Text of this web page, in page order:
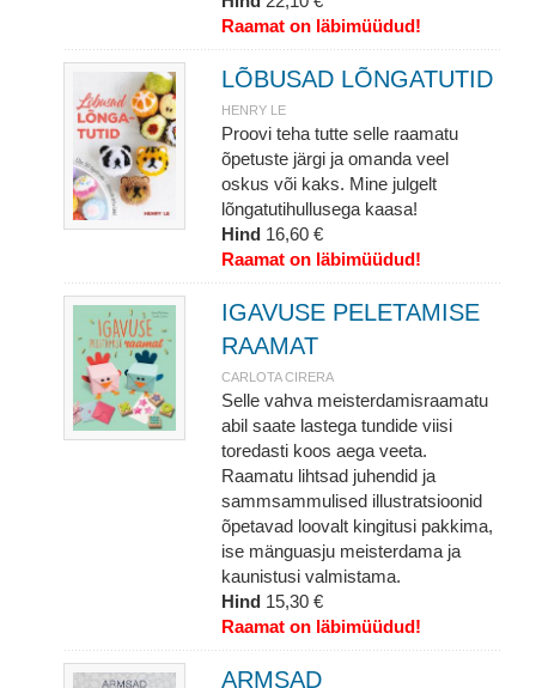
Raamat on läbimüüdud!
LÕBUSAD LÕNGATUTID
HENRY LE
Proovi teha tutte selle raamatu
õpetuste järgi ja omanda veel
oskus või kaks. Mine julgelt
lõngatutihullusega kaasa!
Hind 16,60 €
Raamat on läbimüüdud!
IGAVUSE PELETAMISE
RAAMAT
CARLOTA CIRERA
Selle vahva meisterdamisraamatu
abil saate lastega tundide viisi
toredasti koos aega veeta.
Raamatu lihtsad juhendid ja
sammsammulised illustratsioonid
õpetavad loovalt kingitusi pakkima,
ise mänguasju meisterdama ja
kaunistusi valmistama.
Hind 15,30 €
Raamat on läbimüüdud!
ARMSAD